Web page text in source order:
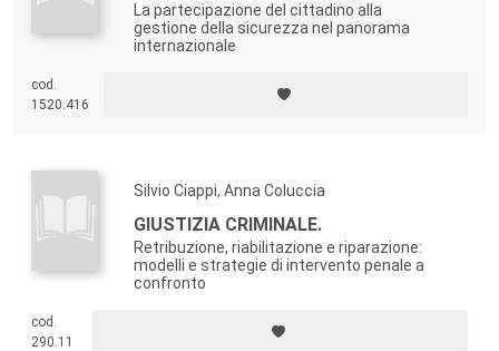
La partecipazione del cittadino alla
gestione della sicurezza nel panorama
internazionale
cod.
1520.416
Silvio Ciappi, Anna Coluccia
GIUSTIZIA CRIMINALE.
Retribuzione, riabilitazione e riparazione:
modelli e strategie di intervento penale a
confronto
cod.
290.11